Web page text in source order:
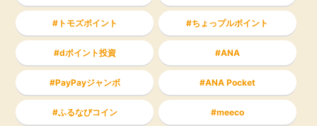
トモズポイント ちょっプルポイント
dポイント投資 ANA
PayPayジャンボ ANA Pocket
ふるなびコイン meeco